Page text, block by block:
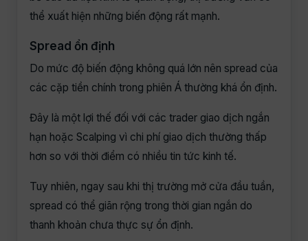
thể xuất hiện những biến động rất mạnh.
Spread ổn định
Do mức độ biến động không quá lớn nên spread của
các cặp tiền chính trong phiên Á thường khá ổn định.
Đây là một lợi thế đối với các trader giao dịch ngắn
hạn hoặc Scalping vì chi phí giao dịch thường thấp
hơn so với thời điểm có nhiều tin tức kinh tế.
Tuy nhiên, ngay sau khi thị trường mở cửa đầu tuần,
spread có thể giãn rộng trong thời gian ngắn do
thanh khoản chưa thực sự ổn định.